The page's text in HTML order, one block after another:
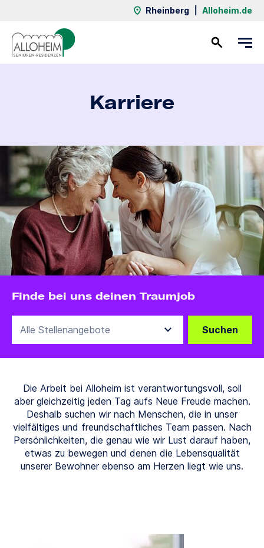
Rheinberg Alloheim.de
Karriere
Finde bei uns deinen Traumjob
Suchen
Die Arbeit bei Alloheim ist verantwortungsvoll, soll
aber gleichzeitig jeden Tag aufs Neue Freude machen.
Deshalb suchen wir nach Menschen, die in unser
vielfältiges und freundschaftliches Team passen. Nach
Persönlichkeiten, die genau wie wir Lust darauf haben,
etwas zu bewegen und denen die Lebensqualität
unserer Bewohner ebenso am Herzen liegt wie uns.